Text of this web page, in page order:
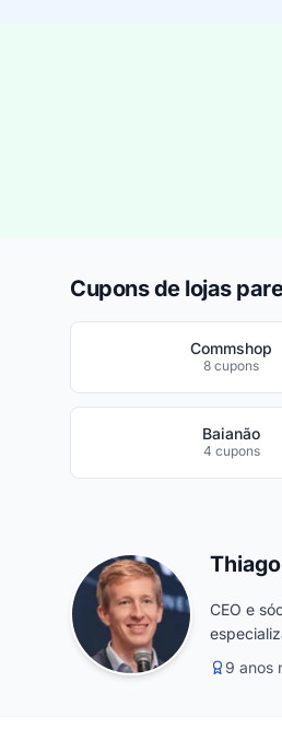
Cupons de lojas
Commshop
8 cupons
Baianão
4 cupons
CEO e
9 anos